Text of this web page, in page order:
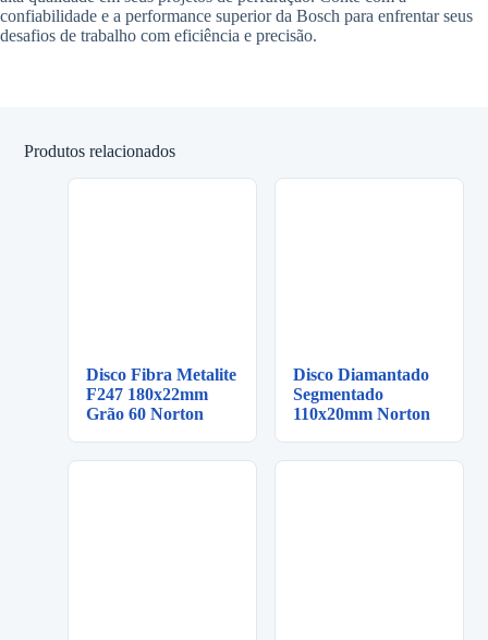
confiabilidade e a performance superior da Bosch para enfrentar seus
desafios de trabalho com eficiência e precisão.
Produtos relacionados
Disco Fibra Metalite
F247 180x22mm
Grão 60 Norton
Disco Diamantado
Segmentado
110x20mm Norton